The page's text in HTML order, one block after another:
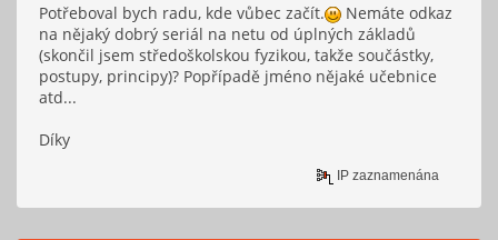
Potřeboval bych radu, kde vůbec začít.
Nemáte odkaz
na nějaký dobrý seriál na netu od úplných základů
(skončil jsem středoškolskou fyzikou, takže součástky,
postupy, principy)? Popřípadě jméno nějaké učebnice
atd...
Díky
IP zaznamenána